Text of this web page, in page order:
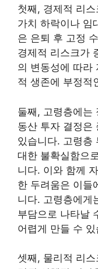
첫째, 경제적 리
가치 하락이나 임
은 은퇴 후 고정
경제적 리스크가
의 변동성에 따라
적 생존에 부정적
둘째, 고령층에는
동산 투자 결정은
있습니다. 고령층
대한 불확실함으
니다. 이와 함께
한 두려움은 이들
니다. 고령층에게
부담으로 나타날
어렵게 만들 수 있
셋째, 물리적 리